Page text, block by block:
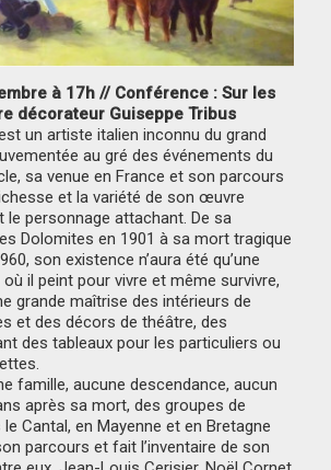
à 17h // Conférence : Sur les
décorateur Guiseppe Tribus
un artiste italien inconnu du grand
au gré des événements du
sa venue en France et son parcours
et la variété de son œuvre
le personnage attachant. De sa
Dolomites en 1901 à sa mort tragique
son existence n’aura été qu’une
où il peint pour vivre et même survivre,
grande maîtrise des intérieurs de
et des décors de théâtre, des
des tableaux pour les particuliers ou
famille, aucune descendance, aucun
après sa mort, des groupes de
Cantal, en Mayenne et en Bretagne
parcours et fait l’inventaire de son